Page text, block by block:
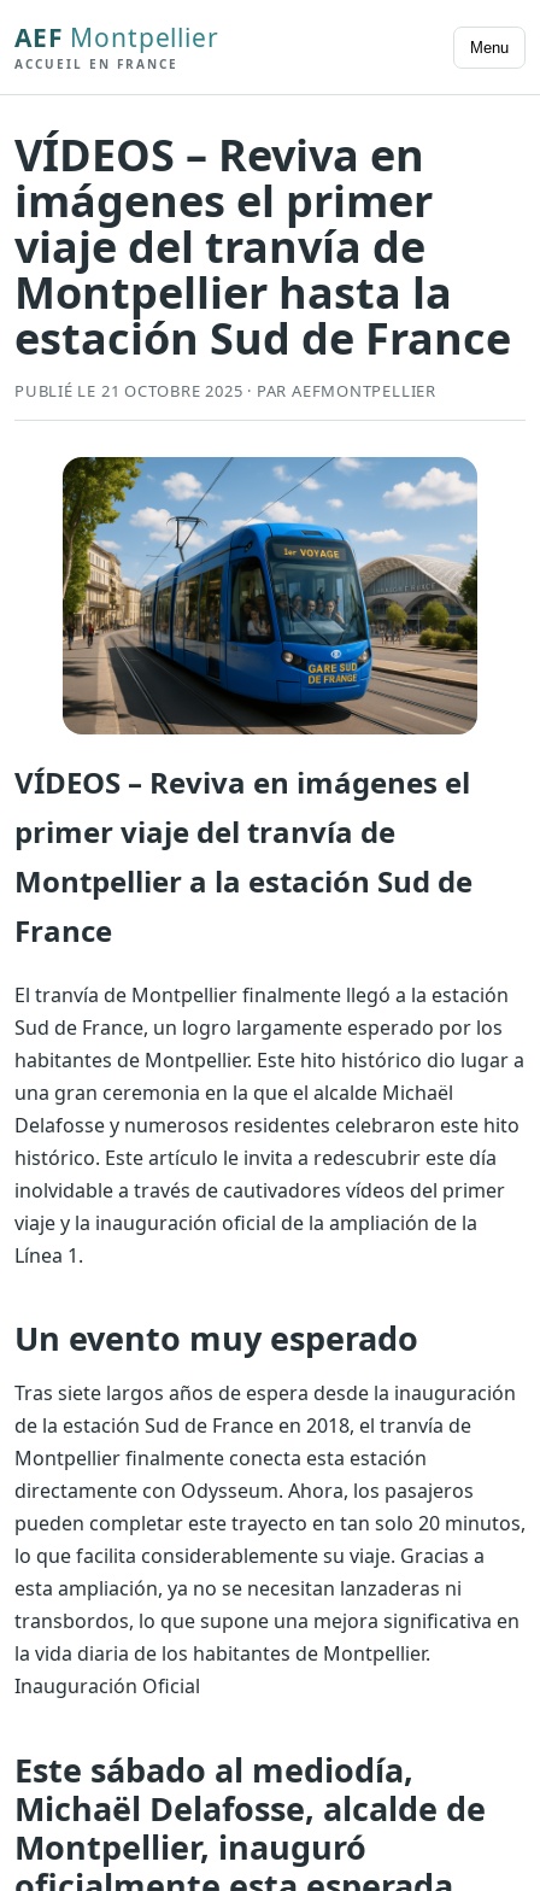
AEF Montpellier
ACCUEIL EN FRANCE
Menu
VÍDEOS – Reviva en
imágenes el primer
viaje del tranvía de
Montpellier hasta la
estación Sud de France
PUBLIÉ LE 21 OCTOBRE 2025 · PAR AEFMONTPELLIER
VÍDEOS – Reviva en imágenes el
primer viaje del tranvía de
Montpellier a la estación Sud de
France
El tranvía de Montpellier finalmente llegó a la estación
Sud de France, un logro largamente esperado por los
habitantes de Montpellier. Este hito histórico dio lugar a
una gran ceremonia en la que el alcalde Michaël
Delafosse y numerosos residentes celebraron este hito
histórico. Este artículo le invita a redescubrir este día
inolvidable a través de cautivadores vídeos del primer
viaje y la inauguración oficial de la ampliación de la
Línea 1.
Un evento muy esperado
Tras siete largos años de espera desde la inauguración
de la estación Sud de France en 2018, el tranvía de
Montpellier finalmente conecta esta estación
directamente con Odysseum. Ahora, los pasajeros
pueden completar este trayecto en tan solo 20 minutos,
lo que facilita considerablemente su viaje. Gracias a
esta ampliación, ya no se necesitan lanzaderas ni
transbordos, lo que supone una mejora significativa en
la vida diaria de los habitantes de Montpellier.
Inauguración Oficial
Este sábado al mediodía,
Michaël Delafosse, alcalde de
Montpellier, inauguró